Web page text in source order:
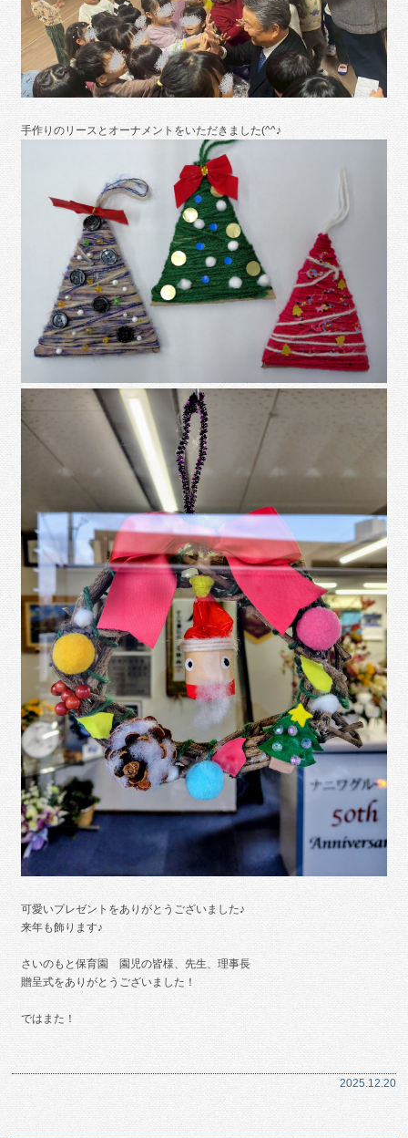
手作りのリースとオーナメントをいただきました(^^♪
可愛いプレゼントをありがとうございました♪
来年も飾ります♪
さいのもと保育園 園児の皆様、先生、理事長
贈呈式をありがとうございました！
ではまた！
2025.12.20